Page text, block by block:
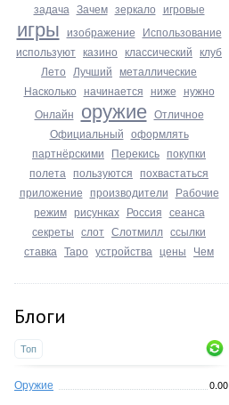
задача Зачем зеркало игровые
игры изображение Использование
используют казино классический клуб
Лето Лучший металлические
Насколько начинается ниже нужно
Онлайн оружие Отличное
Официальный оформлять
партнёрскими Перекись покупки
полета пользуются похвастаться
приложение производители Рабочие
режим рисунках Россия сеанса
секреты слот Слотмилл ссылки
ставка Таро устройства цены Чем
Блоги
Топ
Оружие 0.00